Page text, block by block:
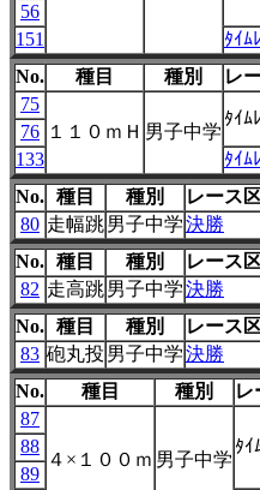
56
151
ﾀｲﾑ
No.
種目 種別 レ
75
１１０ｍＨ 男子中学
ﾀｲﾑ
76
133
ﾀｲﾑ
No. 種目 種別 レース
80 走幅跳男子中学決勝
No. 種目 種別 レース
82 走高跳男子中学決勝
No. 種目 種別 レース
83 砲丸投 男子中学決勝
No.
種目 種別 レ
87
４×１００ｍ 男子中学
ﾀｲ
88
89